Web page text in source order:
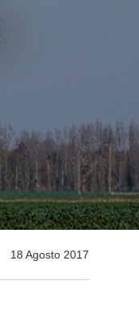
18 Agosto 2017